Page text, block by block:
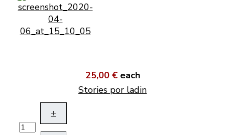
25,00 € each
Stories por ladin
+